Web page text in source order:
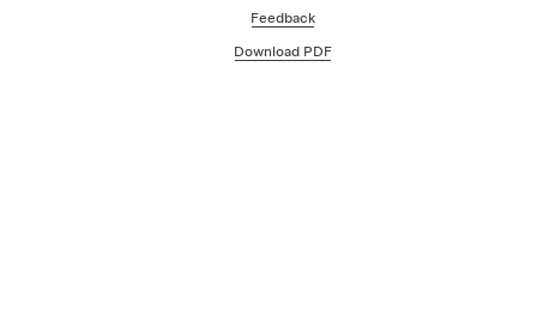
Feedback
Download PDF